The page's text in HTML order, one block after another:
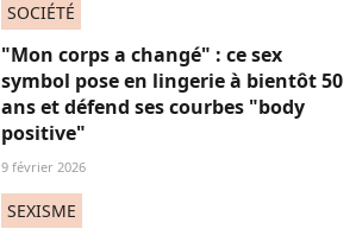
SOCIÉTÉ
"Mon corps a changé" : ce sex
symbol pose en lingerie à bientôt 50
ans et défend ses courbes "body
positive"
9 février 2026
SEXISME